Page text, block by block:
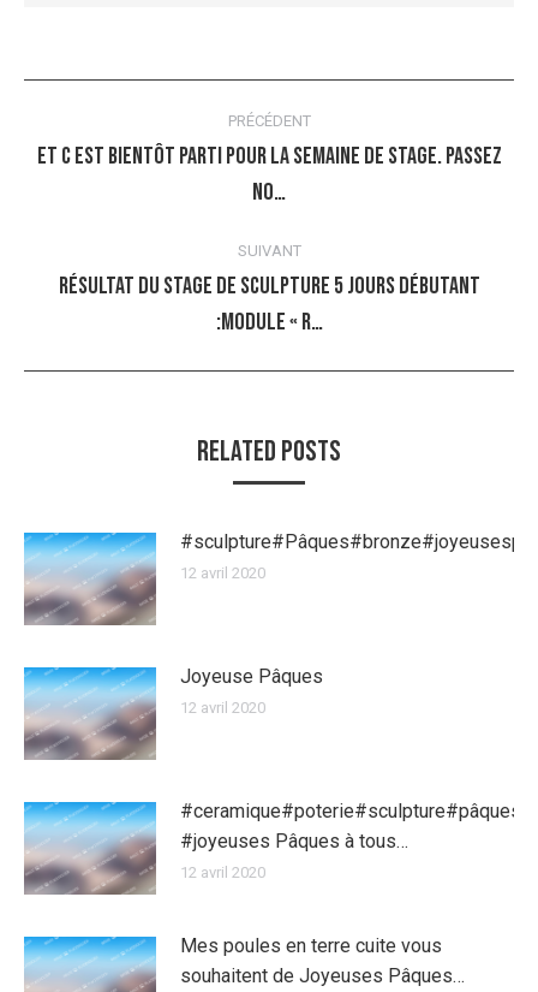
article
PRÉCÉDENT
précédent
Et c est bientôt parti pour la semaine de stage. Passez
no…
SUIVANT
suivant
Résultat du stage de sculpture 5 jours débutant
:module « r…
Related Posts
12 avril 2020
Joyeuse Pâques
12 avril 2020
#ceramique#poterie#sculpture#pâques
#joyeuses Pâques à tous…
12 avril 2020
Mes poules en terre cuite vous
souhaitent de Joyeuses Pâques…